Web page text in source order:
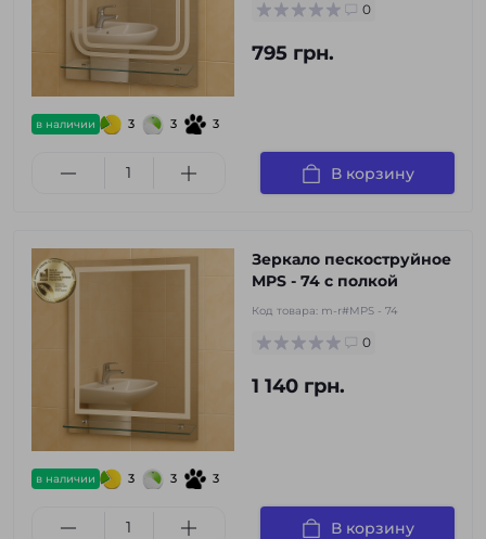
в наличии 3 3 3
0
795 грн.
В корзину
в наличии 3 3 3
Зеркало пескоструйное
MPS - 74 с полкой
Код товара: m-r#MPS - 74
0
1 140 грн.
В корзину